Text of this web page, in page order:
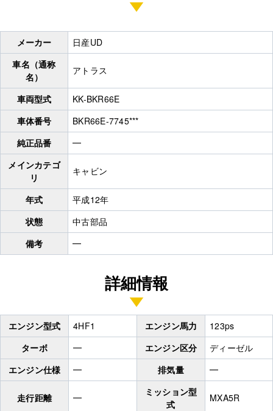
メーカー
日産UD
車名（通称
名）
アトラス
車両型式
KK-BKR66E
車体番号
BKR66E-7745***
純正品番
━
メインカテゴ
リ
キャビン
年式
平成12年
状態
中古部品
備考
━
詳細情報
エンジン型式 4HF1 エンジン馬力
123ps
ターボ
━ エンジン区分
ディーゼル
エンジン仕様
━ 排気量 ━
走行距離 ━
ミッション型
式
MXA5R